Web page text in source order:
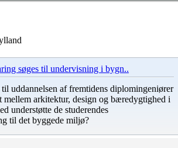
søges til undervisning i bygn..
uddannelsen af fremtidens diplomingeniører
mellem arkitektur, design og bæredygtighed i
understøtte de studerendes
til det byggede miljø?